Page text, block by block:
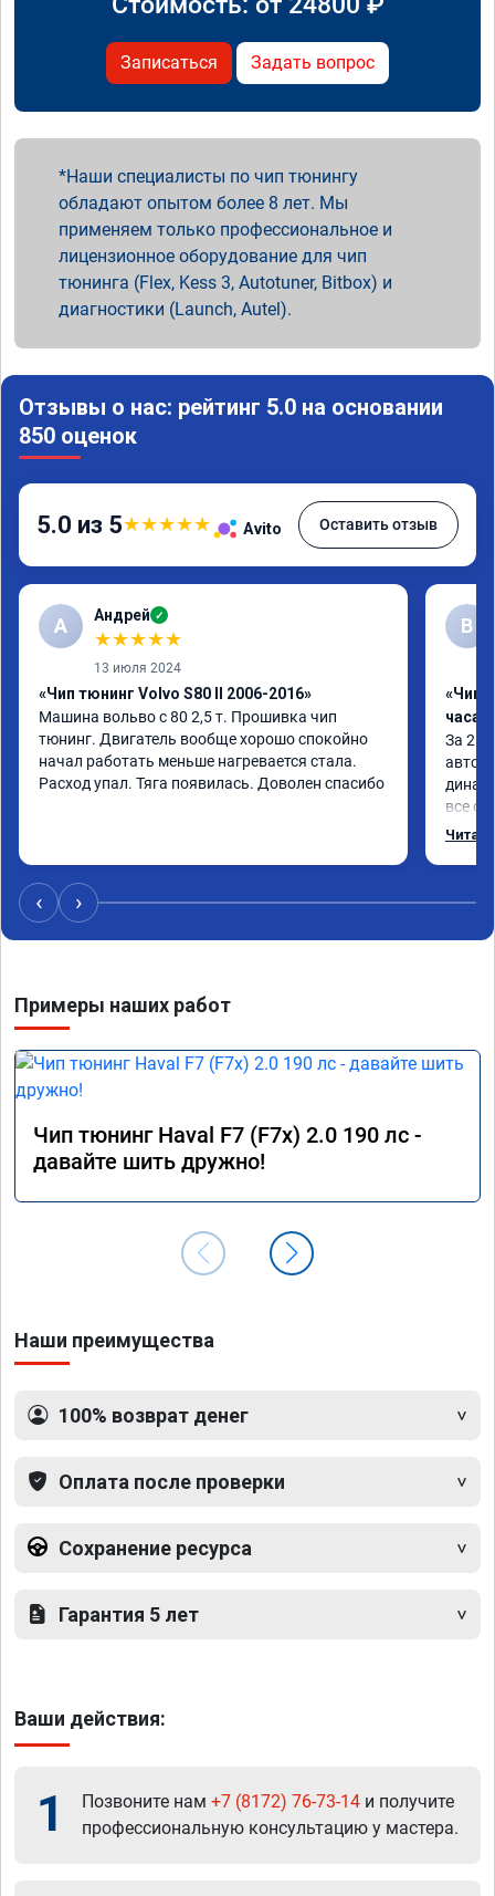
Записаться Задать вопрос
Наши специалисты по чип тюнингу
обладают опытом более 8 лет. Мы
применяем только профессиональное и
лицензионное оборудование для чип
тюнинга (Flex, Kess 3, Autotuner, Bitbox) и
диагностики (Launch, Autel).
Отзывы о нас: рейтинг 5.0 на основании
850 оценок
5.0 из 5★★★★★ Avito Оставить отзыв
А Андрей ✓
★★★★★
13 июля 2024
«Чип тюнинг Volvo S80 II 2006-2016»
Машина вольво с 80 2,5 т. Прошивка чип
тюнинг. Двигатель вообще хорошо спокойно
начал работать меньше нагревается стала.
Расход упал. Тяга появилась. Доволен спасибо
В
«Чип
часа»
За 2
все
-
‹ ›
Примеры наших работ
Чип тюнинг Haval F7 (F7x) 2.0 190 лс -
давайте шить дружно!
Наши преимущества
100% возврат денег
Оплата после проверки
Сохранение ресурса
Гарантия 5 лет
Ваши действия:
1 Позвоните нам +7 (8172) 76-73-14 и получите
профессиональную консультацию у мастера.